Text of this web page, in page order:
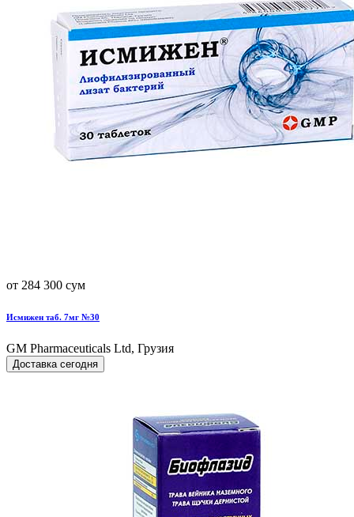
от 284 300 сум
Исмижен таб. 7мг №30
GM Pharmaceuticals Ltd, Грузия
Доставка сегодня